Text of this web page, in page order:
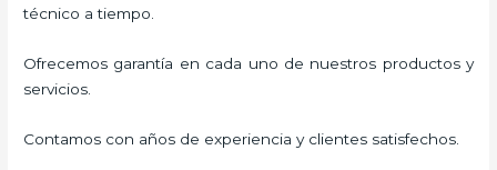
técnico a tiempo.
Ofrecemos garantía en cada uno de nuestros productos y
servicios.
Contamos con años de experiencia y clientes satisfechos.